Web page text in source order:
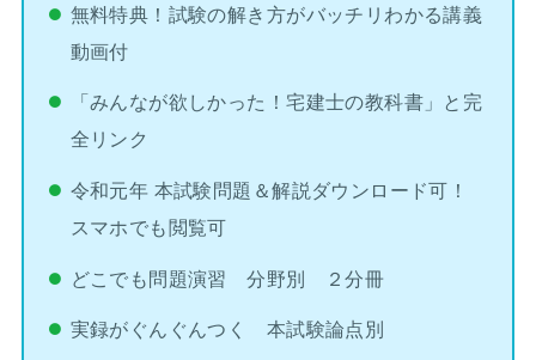
無料特典！試験の解き方がバッチリわかる講義
動画付
「みんなが欲しかった！宅建士の教科書」と完
全リンク
令和元年 本試験問題＆解説ダウンロード可！
スマホでも閲覧可
どこでも問題演習 分野別 ２分冊
実録がぐんぐんつく 本試験論点別